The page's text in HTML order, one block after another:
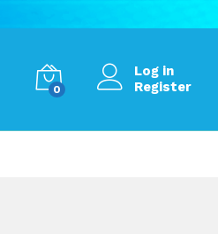
0
Log in
Register